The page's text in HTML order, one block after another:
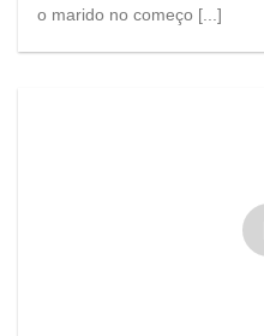
o marido no começo [...]